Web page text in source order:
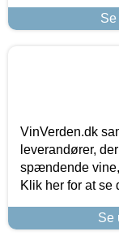
VinVerden.dk
leverandører,
spændende
Klik her for at se
Se